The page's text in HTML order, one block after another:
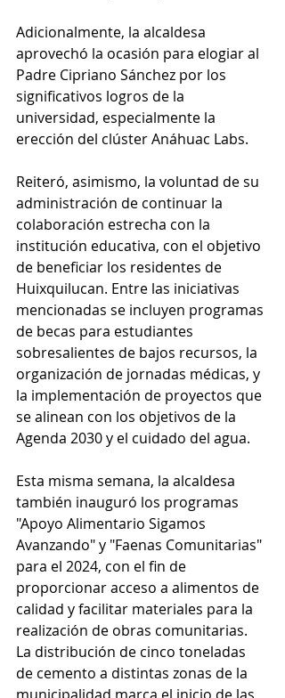
Adicionalmente, la alcaldesa
aprovechó la ocasión para elogiar al
Padre Cipriano Sánchez por los
significativos logros de la
universidad, especialmente la
erección del clúster Anáhuac Labs.
Reiteró, asimismo, la voluntad de su
administración de continuar la
colaboración estrecha con la
institución educativa, con el objetivo
de beneficiar los residentes de
Huixquilucan. Entre las iniciativas
mencionadas se incluyen programas
de becas para estudiantes
sobresalientes de bajos recursos, la
organización de jornadas médicas, y
la implementación de proyectos que
se alinean con los objetivos de la
Agenda 2030 y el cuidado del agua.
Esta misma semana, la alcaldesa
también inauguró los programas
"Apoyo Alimentario Sigamos
Avanzando" y "Faenas Comunitarias"
para el 2024, con el fin de
proporcionar acceso a alimentos de
calidad y facilitar materiales para la
realización de obras comunitarias.
La distribución de cinco toneladas
de cemento a distintas zonas de la